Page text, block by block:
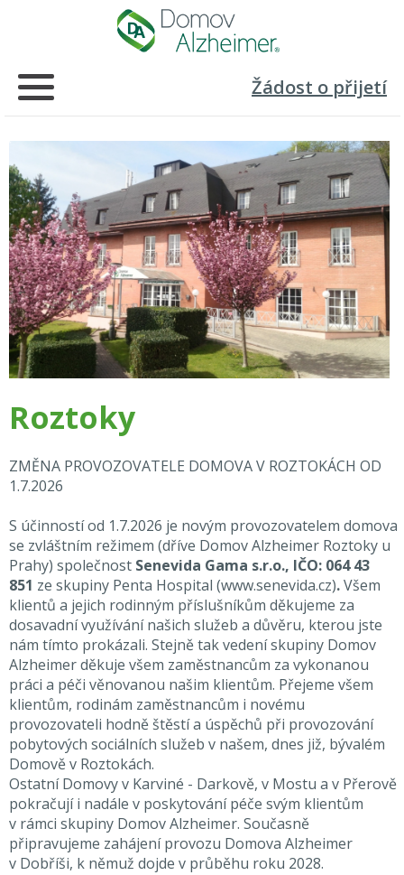
Žádost o přijetí
Roztoky
ZMĚNA PROVOZOVATELE DOMOVA V ROZTOKÁCH OD
1.7.2026
S účinností od 1.7.2026 je novým provozovatelem domova
se zvláštním režimem (dříve Domov Alzheimer Roztoky u
Prahy) společnost Senevida Gama s.r.o., IČO: 064 43
851 ze skupiny Penta Hospital (www.senevida.cz).Všem
klientů a jejich rodinným příslušníkům děkujeme za
dosavadní využívání našich služeb a důvěru, kterou jste
nám tímto prokázali. Stejně tak vedení skupiny Domov
Alzheimer děkuje všem zaměstnancům za vykonanou
práci a péči věnovanou našim klientům. Přejeme všem
klientům, rodinám zaměstnancům i novému
provozovateli hodně štěstí a úspěchů při provozování
pobytových sociálních služeb v našem, dnes již, bývalém
Domově v Roztokách.
Ostatní Domovy v Karviné - Darkově, v Mostu a v Přerově
pokračují i nadále v poskytování péče svým klientům
v rámci skupiny Domov Alzheimer. Současně
připravujeme zahájení provozu Domova Alzheimer
v Dobříši, k němuž dojde v průběhu roku 2028.